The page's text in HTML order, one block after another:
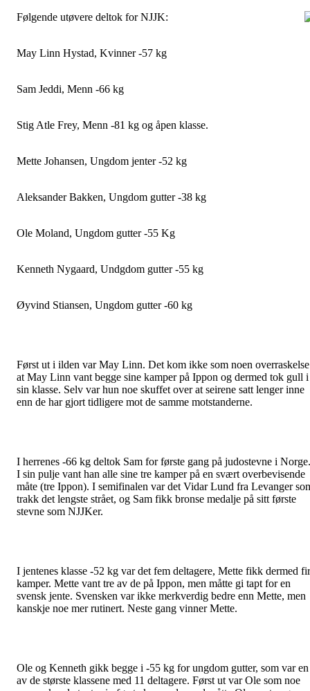
Følgende utøvere deltok for NJJK:
May Linn Hystad, Kvinner -57 kg
Sam Jeddi, Menn -66 kg
Stig Atle Frey, Menn -81 kg og åpen klasse.
Mette Johansen, Ungdom jenter -52 kg
Aleksander Bakken, Ungdom gutter -38 kg
Ole Moland, Ungdom gutter -55 Kg
Kenneth Nygaard, Undgdom gutter -55 kg
Øyvind Stiansen, Ungdom gutter -60 kg
Først ut i ilden var May Linn. Det kom ikke som noen overraskelse
at May Linn vant begge sine kamper på Ippon og dermed tok gull i
sin klasse. Selv var hun noe skuffet over at seirene satt lenger inne
enn de har gjort tidligere mot de samme motstanderne.
I herrenes -66 kg deltok Sam for første gang på judostevne i Norge.
I sin pulje vant han alle sine tre kamper på en svært overbevisende
måte (tre Ippon). I semifinalen var det Vidar Lund fra Levanger
trakk det lengste strået, og Sam fikk bronse medalje på sitt første
stevne som NJJKer.
I jentenes klasse -52 kg var det fem deltagere, Mette fikk dermed
kamper. Mette vant tre av de på Ippon, men måtte gi tapt for en
svensk jente. Svensken var ikke merkverdig bedre enn Mette, men
kanskje noe mer rutinert. Neste gang vinner Mette.
Ole og Kenneth gikk begge i -55 kg for ungdom gutter, som var en
av de største klassene med 11 deltagere. Først ut var Ole som noe